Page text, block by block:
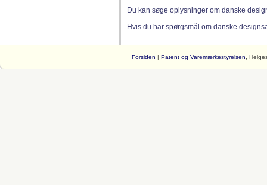
Du kan søge oplysninger om danske
Hvis du har spørgsmål om danske
Forsiden | Patent og Varemærkestyrelsen ,